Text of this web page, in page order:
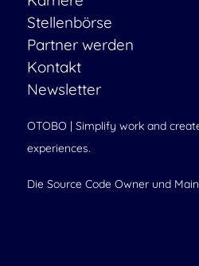
Stellenbörse
Partner werden
Kontakt
Newsletter
OTOBO | Simplify work and
experiences.
Die Source Code Owner und